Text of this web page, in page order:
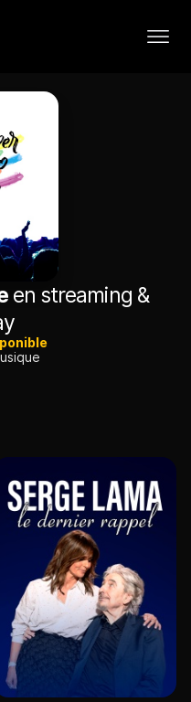
en streaming &